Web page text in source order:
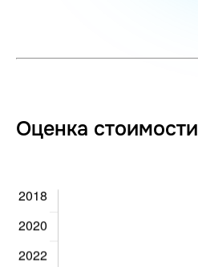
Оценка стоимости